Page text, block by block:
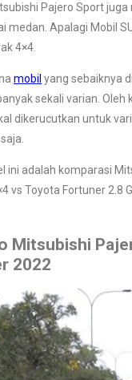
Pajero Sport
medan. Apalagi Mobil
4×4.
mobil yang sebaiknya
sekali varian. Oleh
dikerucutkan untuk
ini adalah komparasi
vs Toyota Fortuner 2.8
Mitsubishi
2022